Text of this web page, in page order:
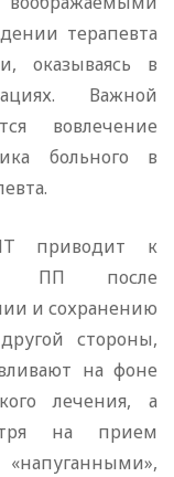
терапевта
оказываясь в
Важной
вовлечение
больного в
приводит к
ПП после
и сохранению
стороны,
на фоне
лечения, а
на прием